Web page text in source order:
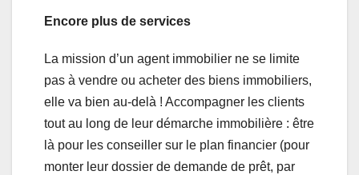
Encore plus de services
La mission d’un agent immobilier ne se limite
pas à vendre ou acheter des biens immobiliers,
elle va bien au-delà ! Accompagner les clients
tout au long de leur démarche immobilière : être
là pour les conseiller sur le plan financier (pour
monter leur dossier de demande de prêt, par